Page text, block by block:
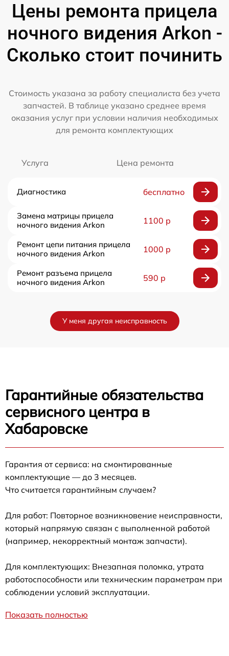
Цены ремонта прицела
ночного видения Arkon -
Сколько стоит починить
Стоимость указана за работу специалиста без учета
запчастей. В таблице указано среднее время
оказания услуг при условии наличия необходимых
для ремонта комплектующих
Услуга Цена ремонта
Диагностика бесплатно
Замена матрицы прицела
ночного видения Arkon
1100 р
Ремонт цепи питания прицела
ночного видения Arkon
1000 р
Ремонт разъема прицела
ночного видения Arkon
590 р
У меня другая неисправность
Гарантийные обязательства
сервисного центра в
Хабаровске
Гарантия от сервиса: на смонтированные
комплектующие — до 3 месяцев.
Что считается гарантийным случаем?
Для работ: Повторное возникновение неисправности,
который напрямую связан с выполненной работой
(например, некорректный монтаж запчасти).
Для комплектующих: Внезапная поломка, утрата
работоспособности или техническим параметрам при
соблюдении условий эксплуатации.
Показать полностью